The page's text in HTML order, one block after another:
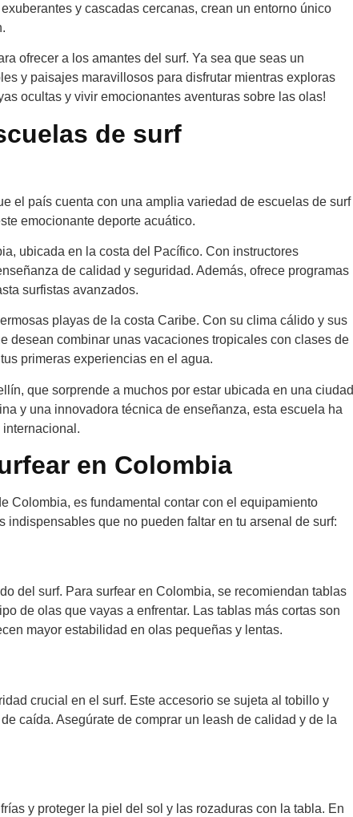
y cascadas cercanas, crean un entorno único
ofrecer a los amantes del surf. Ya sea que seas un
y paisajes maravillosos para disfrutar mientras exploras
ocultas y vivir emocionantes aventuras sobre las olas!
de surf
el país cuenta con una amplia variedad de escuelas de surf
emocionante deporte acuático.
ubicada en la costa del Pacífico. Con instructores
de calidad y seguridad. Además, ofrece programas
surfistas avanzados.
playas de la costa Caribe. Con su clima cálido y sus
desean combinar unas vacaciones tropicales con clases de
primeras experiencias en el agua.
que sorprende a muchos por estar ubicada en una ciudad
y una innovadora técnica de enseñanza, esta escuela ha
internacional.
en Colombia
Colombia, es fundamental contar con el equipamiento
que no pueden faltar en tu arsenal de surf:
del surf. Para surfear en Colombia, se recomiendan tablas
de olas que vayas a enfrentar. Las tablas más cortas son
mayor estabilidad en olas pequeñas y lentas.
crucial en el surf. Este accesorio se sujeta al tobillo y
caída. Asegúrate de comprar un leash de calidad y de la
y proteger la piel del sol y las rozaduras con la tabla. En